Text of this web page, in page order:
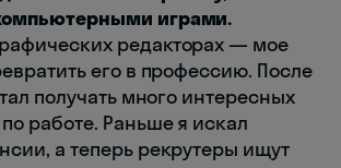
играми.
редакторах — мое
его в профессию. После
получать много интересных
работе. Раньше я искал
а теперь рекрутеры ищут